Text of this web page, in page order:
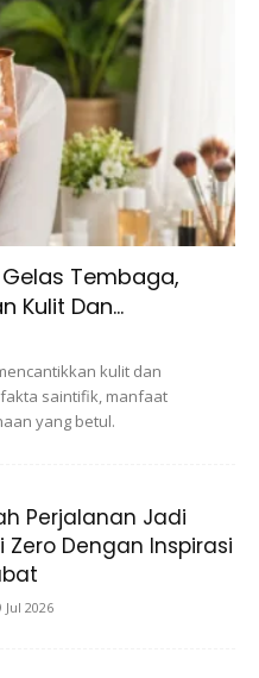
terjadinyapigmentasi
(dark circles), hyper dan
berkesan untuk
kulityang baik
kepada bintik-
Tembaga,
Kulit Dan...
kulit dan
saintifik, manfaat
yang betul.
Perjalanan Jadi
Dengan Inspirasi
Jul 2026